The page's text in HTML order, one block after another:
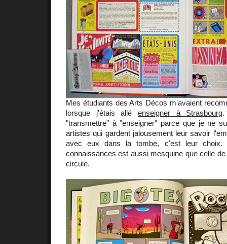
Mes étudiants des Arts Décos m'avaient
lorsque j'étais allé enseigner à Strasbourg.
"transmettre" à "enseigner" parce que je ne
artistes qui gardent jalousement leur savoir
avec eux dans la tombe, c'est leur choix.
connaissances est aussi mesquine que celle
circule.